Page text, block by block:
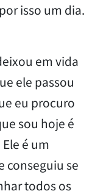
isso um dia.
em vida
ele passou
eu procuro
sou hoje é
é um
conseguiu se
todos os